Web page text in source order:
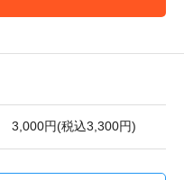
3,000円(税込3,300円)